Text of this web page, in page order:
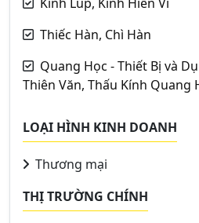
Thiếc Hàn, Chì Hàn
Quang Học - Thiết Bị và
Thiên Văn, Thấu Kính Quang
LOẠI HÌNH KINH DOANH
Thương mại
THỊ TRƯỜNG CHÍNH